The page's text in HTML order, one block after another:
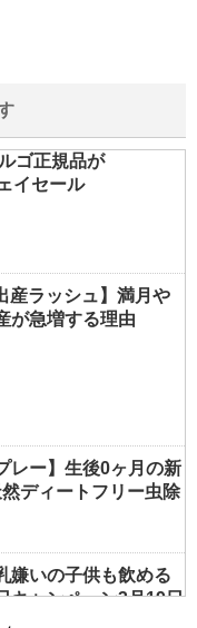
ゴ正規品が
イセール
産ラッシュ】満月や
が急増する理由
レー】生後0ヶ月の新
ディートフリー虫除
嫌いの子供も飲める
キャンペーン3月19日